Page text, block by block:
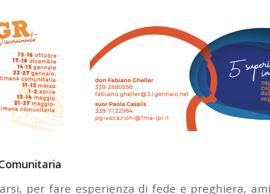
per fare esperienza di fede e preghiera,